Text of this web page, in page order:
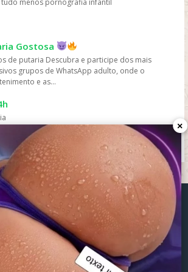
Gostosa
de putaria Descubra e participe dos mais
grupos de WhatsApp adulto, onde o
e as...
de grupos, Entrar grupos WhatsApp,
Links WhatsApp atualizados, Grupos
para grupos, Participar grupos WhatsApp,
Links gratuitos, Grupos WhatsApp
Brasil, Grupos WhatsApp regionais, Grupos
públicos WhatsApp, Grupos WhatsApp
×